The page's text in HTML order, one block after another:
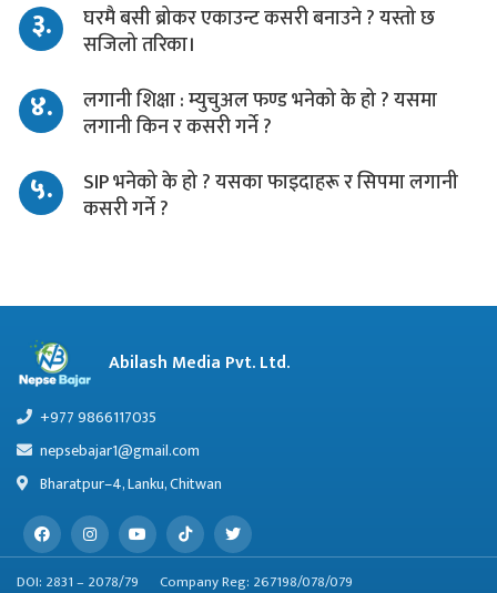
३.
घरमै बसी ब्रोकर एकाउन्ट कसरी बनाउने ? यस्तो छ
सजिलो तरिका।
४.
लगानी शिक्षा : म्युचुअल फण्ड भनेको के हो ? यसमा
लगानी किन र कसरी गर्ने ?
५.
SIP भनेको के हो ? यसका फाइदाहरू र सिपमा लगानी
कसरी गर्ने ?
Abilash Media Pvt. Ltd.
+977 9866117035
nepsebajar1@gmail.com
Bharatpur–4, Lanku, Chitwan
DOI: 2831 – 2078/79 Company Reg: 267198/078/079